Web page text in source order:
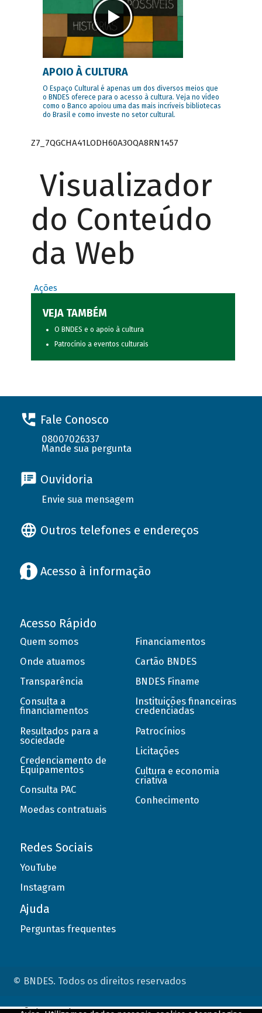
APOIO À CULTURA
O Espaço Cultural é apenas um dos diversos meios que
o BNDES oferece para o acesso à cultura. Veja no vídeo
como o Banco apoiou uma das mais incríveis bibliotecas
do Brasil e como investe no setor cultural.
Z7_7QGCHA41LODH60A3OQA8RN1457
Visualizador
do Conteúdo
da Web
Ações
VEJA TAMBÉM
O BNDES e o apoio à cultura
Patrocínio a eventos culturais
Fale Conosco
08007026337
Mande sua pergunta
Ouvidoria
Envie sua mensagem
Outros telefones e endereços
Acesso à informação
Acesso Rápido
Quem somos
Onde atuamos
Transparência
Consulta a
financiamentos
Resultados para a
sociedade
Credenciamento de
Equipamentos
Consulta PAC
Moedas contratuais
Financiamentos
Cartão BNDES
BNDES Finame
Instituições financeiras
credenciadas
Patrocínios
Licitações
Cultura e economia
criativa
Conhecimento
Redes Sociais
YouTube
Instagram
Ajuda
Perguntas frequentes
© BNDES. Todos os direitos reservados